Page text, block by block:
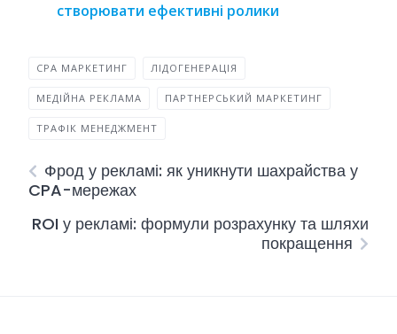
створювати ефективні ролики
CPA МАРКЕТИНГ ЛІДОГЕНЕРАЦІЯ
МЕДІЙНА РЕКЛАМА ПАРТНЕРСЬКИЙ МАРКЕТИНГ
ТРАФІК МЕНЕДЖМЕНТ
Фрод у рекламі: як уникнути шахрайства у
CPA-мережах
ROI у рекламі: формули розрахунку та шляхи
покращення